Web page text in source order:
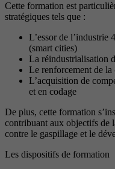
Cette formation est
stratégiques tels que :
L’essor de l’industrie
(smart cities)
La réindustrialisation
Le renforcement de la
L’acquisition de
et en codage
De plus, cette formation
contribuant aux objectifs de
contre le gaspillage et le
Les dispositifs de formation